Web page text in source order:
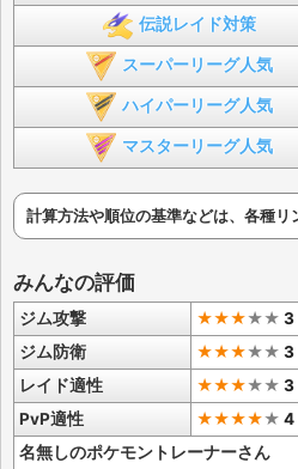
伝説レイド対策
スーパーリーグ人気
ハイパーリーグ人気
マスターリーグ人気
計算方法や順位の基準などは、各種リ
みんなの評価
ジム攻撃 ★★★★★ 3
ジム防衛
★★★★★ 3
レイド適性
★★★★★ 3
PvP適性
★★★★★ 4
名無しのポケモントレーナーさん